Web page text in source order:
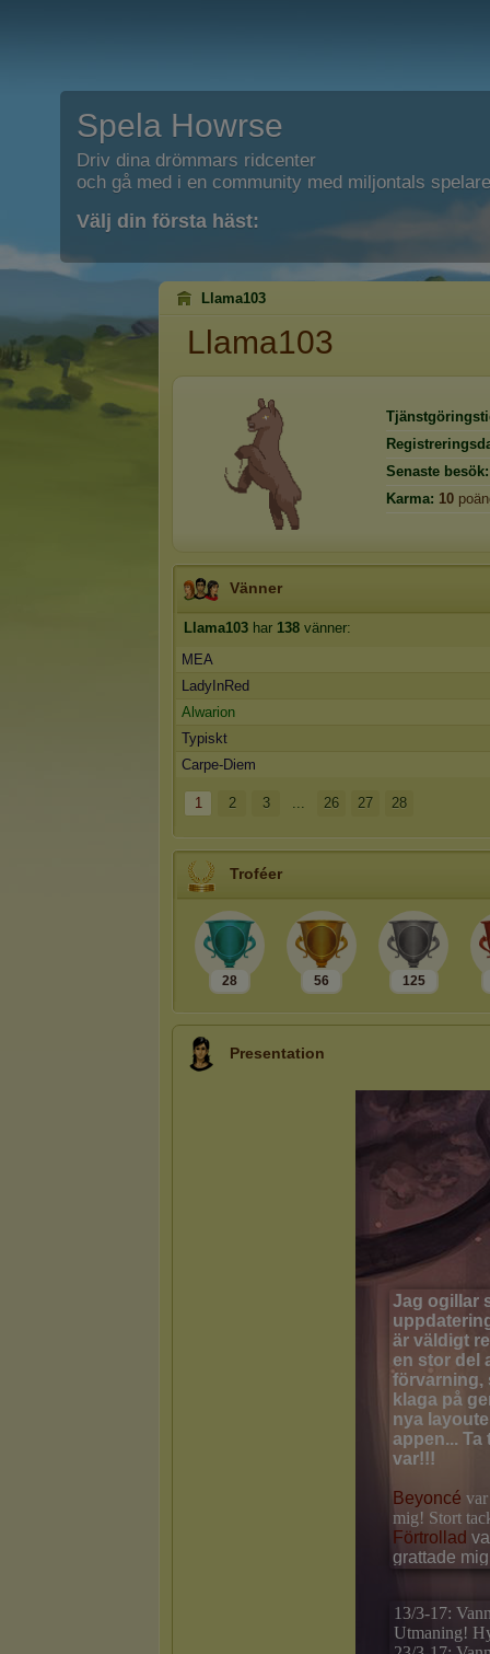
Spela Howrse
Driv dina drömmars ridcenter
och gå med i en community med miljontals
Välj din första häst:
Llama103
Llama103
Senaste besök:
Karma: 10
Vänner
Llama103 har 138 vänner:
MEA
LadyInRed
Alwarion
Typiskt
Carpe-Diem
1 2 3 ... 26 27 28
Troféer
28 56 125
Presentation